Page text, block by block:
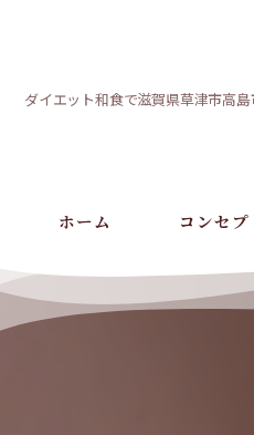
ダイエット和食で滋賀県草津市高
ホーム コンセプ